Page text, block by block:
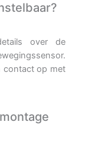
over de
contact op met